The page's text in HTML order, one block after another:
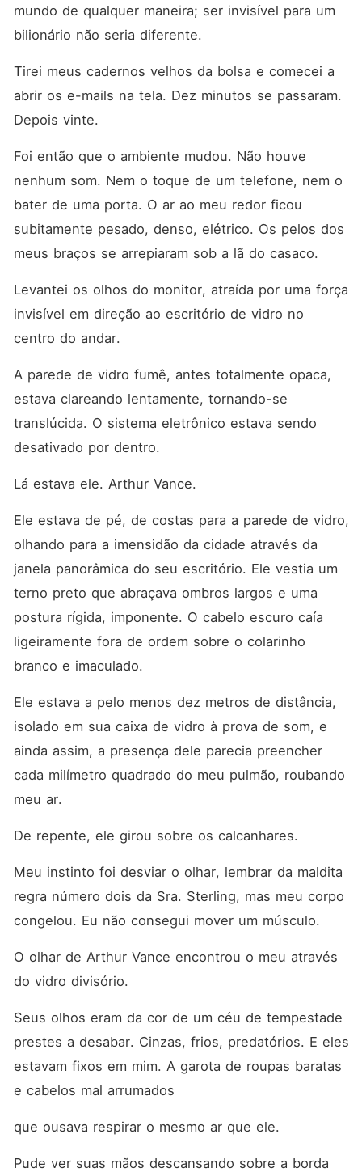
mundo de qualquer maneira; ser invisível para um
bilionário não seria diferente.
Tirei meus cadernos velhos da bolsa e comecei a
abrir os e-mails na tela. Dez minutos se passaram.
Depois vinte.
Foi então que o ambiente mudou. Não houve
nenhum som. Nem o toque de um telefone, nem o
bater de uma porta. O ar ao meu redor ficou
subitamente pesado, denso, elétrico. Os pelos dos
meus braços se arrepiaram sob a lã do casaco.
Levantei os olhos do monitor, atraída por uma força
invisível em direção ao escritório de vidro no
centro do andar.
A parede de vidro fumê, antes totalmente opaca,
estava clareando lentamente, tornando-se
translúcida. O sistema eletrônico estava sendo
desativado por dentro.
Lá estava ele. Arthur Vance.
Ele estava de pé, de costas para a parede de vidro,
olhando para a imensidão da cidade através da
janela panorâmica do seu escritório. Ele vestia um
terno preto que abraçava ombros largos e uma
postura rígida, imponente. O cabelo escuro caía
ligeiramente fora de ordem sobre o colarinho
branco e imaculado.
Ele estava a pelo menos dez metros de distância,
isolado em sua caixa de vidro à prova de som, e
ainda assim, a presença dele parecia preencher
cada milímetro quadrado do meu pulmão, roubando
meu ar.
De repente, ele girou sobre os calcanhares.
Meu instinto foi desviar o olhar, lembrar da maldita
regra número dois da Sra. Sterling, mas meu corpo
congelou. Eu não consegui mover um músculo.
O olhar de Arthur Vance encontrou o meu através
do vidro divisório.
Seus olhos eram da cor de um céu de tempestade
prestes a desabar. Cinzas, frios, predatórios. E eles
estavam fixos em mim. A garota de roupas baratas
e cabelos mal arrumados
que ousava respirar o mesmo ar que ele.
Pude ver suas mãos descansando sobre a borda